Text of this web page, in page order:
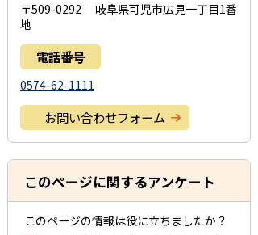
〒509-0292 岐阜県可児市広見一丁目1番
地
電話番号
0574-62-1111
お問い合わせフォーム
このページに関するアンケート
このページの情報は役に立ちましたか？